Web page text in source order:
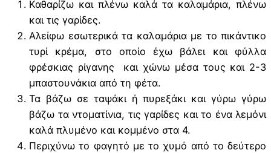
Καθαρίζω και πλένω καλά τα καλαμάρια, πλένω
και τις γαρίδες.
Αλείφω εσωτερικά τα καλαμάρια με το πικάντικο
τυρί κρέμα, στο οποίο έχω βάλει και φύλλα
φρέσκιας ρίγανης και χώνω μέσα τους και 2-3
μπαστουνάκια από τη φέτα.
Τα βάζω σε ταψάκι ή πυρεξάκι και γύρω γύρω
βάζω τα ντοματίνια, τις γαρίδες και το ένα λεμόνι
καλά πλυμένο και κομμένο στα 4.
Περιχύνω το φαγητό με το χυμό από το δεύτερο